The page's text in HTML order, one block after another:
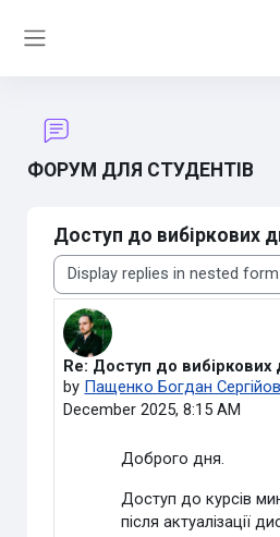
ФОРУМ ДЛЯ СТУДЕНТІВ
Доступ до вибіркових
Display mode
Re: Доступ до вибіркових
by Пащенко Богдан
December 2025, 8:15 AM
Number of replies: 0
Доброго дня.
Доступ до курсів
після актуалізації